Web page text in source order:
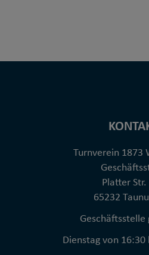
Turnverein 1873
Platter Str.
65232
Dienstag von 16:30